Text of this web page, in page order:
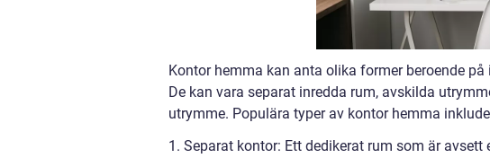
Kontor hemma kan anta olika former beroende
De kan vara separat inredda rum, avskilda
utrymme. Populära typer av kontor hemma
1. Separat kontor: Ett dedikerat rum som är